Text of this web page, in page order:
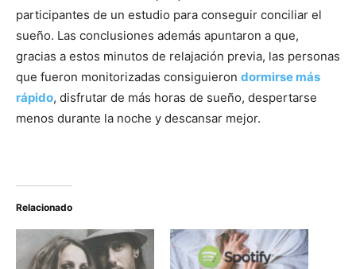
participantes de un estudio para conseguir conciliar el
sueño. Las conclusiones además apuntaron a que,
gracias a estos minutos de relajación previa, las personas
que fueron monitorizadas consiguieron dormirse más
rápido, disfrutar de más horas de sueño, despertarse
menos durante la noche y descansar mejor.
Relacionado